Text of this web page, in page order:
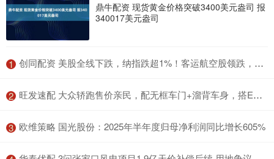
鼎牛配资 现货黄金价格突破3400美元盎司 报
340017美元盎司
1 ​创同配资 美股全线下跌，纳指跌超1%！客运航空股领跌，国际油价大涨
2 ​旺发速配 大众轿跑售价亲民，配无框车门+溜背车身，搭EA888 20高功率引擎
3 ​欧维策略 国光股份：2025年半年度归母净利润同比增长605%